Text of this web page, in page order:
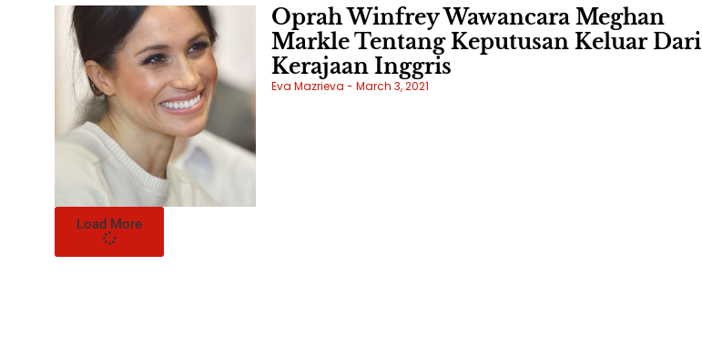
Oprah Winfrey Wawancara Meghan
Markle Tentang Keputusan Keluar Dari
Kerajaan Inggris
Eva Mazrieva March 3, 2021
Load More